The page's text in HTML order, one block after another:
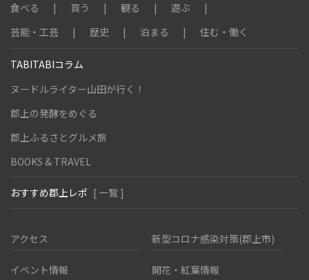
食べる
買う 観る
遊ぶ
芸能・工芸
歴史 泊まる 住む・働く
TABITABIコラム
ヌードルライター山田が行く！
郡上の発酵をめぐる
郡上ふるさとグルメ旅
BOOKS & TRAVEL
おすすめ郡上レポ [ 一覧 ]
アクセス 新型コロナ感染対策(郡上市)
イベント情報 開花・紅葉情報